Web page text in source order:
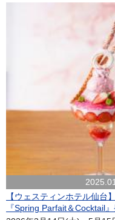
【ウェスティンホテル仙台
『Spring Parfait＆Cocktail